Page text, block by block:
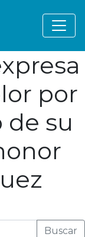
por
su
Buscar